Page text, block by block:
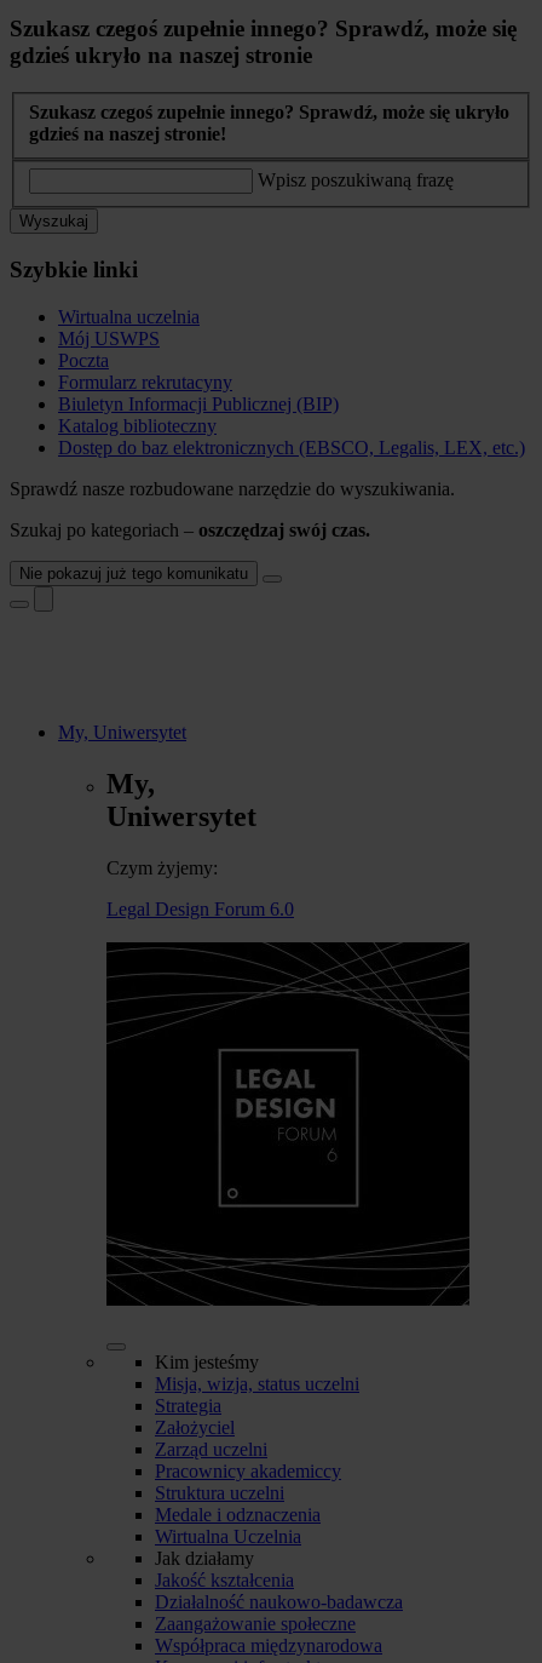
Szukasz czegoś zupełnie innego? Sprawdź, może się
gdzieś ukryło na naszej stronie
Szukasz czegoś zupełnie innego? Sprawdź, może się ukryło
gdzieś na naszej stronie!
Wpisz poszukiwaną frazę
Wyszukaj
Szybkie linki
Wirtualna uczelnia
Mój USWPS
Poczta
Formularz rekrutacyny
Biuletyn Informacji Publicznej (BIP)
Katalog biblioteczny
Dostęp do baz elektronicznych (EBSCO, Legalis, LEX, etc.)
Sprawdź nasze rozbudowane narzędzie do wyszukiwania.
Szukaj po kategoriach – oszczędzaj swój czas.
Nie pokazuj już tego komunikatu
My, Uniwersytet
My,
Uniwersytet
Czym żyjemy:
Legal Design Forum 6.0
Kim jesteśmy
Misja, wizja, status uczelni
Strategia
Założyciel
Zarząd uczelni
Pracownicy akademiccy
Struktura uczelni
Medale i odznaczenia
Wirtualna Uczelnia
Jak działamy
Jakość kształcenia
Działalność naukowo-badawcza
Zaangażowanie społeczne
Współpraca międzynarodowa